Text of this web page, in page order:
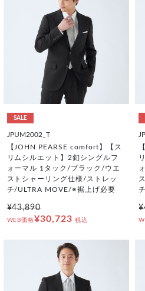
SALE
JPUM2002_T
【JOHN PEARSE comfort】【ス
リムシルエット】2釦シングルフ
ォーマル 1タック/ブラック/ウエ
ストシャーリング仕様/ストレッ
チ/ULTRA MOVE/※裾上げ必要
¥43,890
WEB価格¥30,723 税込